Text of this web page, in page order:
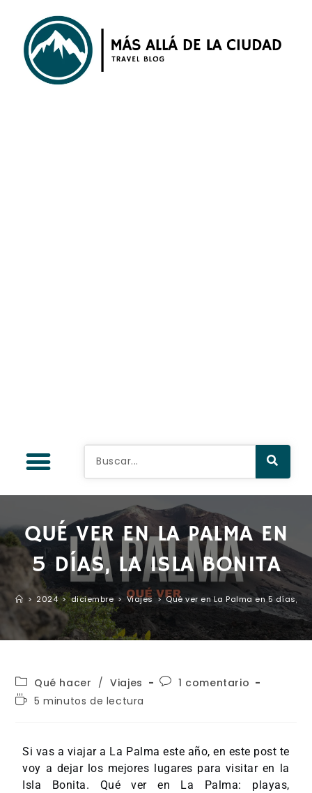
QUÉ VER EN LA PALMA EN
5 DÍAS, LA ISLA BONITA
> 2024 > diciembre > Viajes > Qué ver en La Palma en 5 días, la
Qué hacer / Viajes
1 comentario
5 minutos de lectura
Si vas a viajar a La Palma este año, en este post te
voy a dejar los mejores lugares para visitar en la
Isla Bonita. Qué ver en La Palma: playas,